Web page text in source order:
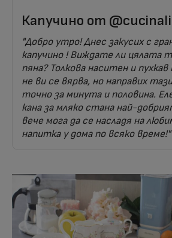
Капучино от
"Добро утро! Днес закусих с
капучино ! Виждате ли цялата
пяна? Толкова наситен и
не ви се вярва, но направих
точно за минута и половина.
кана за мляко стана най-
вече мога да се насладя на
напитка у дома по всяко време!"